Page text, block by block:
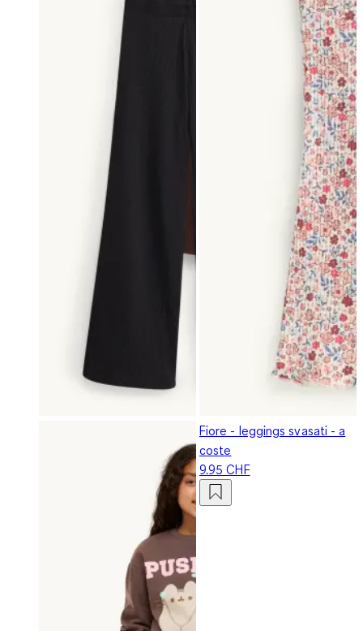
Fiore - leggings svasati - a
coste
9.95 CHF